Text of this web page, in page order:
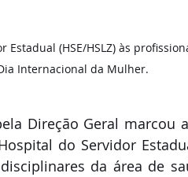
(HSE/HSLZ) às
Internacional da Mulher.
Direção Geral marcou
do Servidor
da área de